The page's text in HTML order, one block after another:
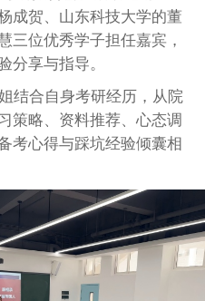
成贺、山东科技大学的董
三位优秀学子担任嘉宾，
分享与指导。
结合自身考研经历，从院
策略、资料推荐、心态调
考心得与踩坑经验倾囊相